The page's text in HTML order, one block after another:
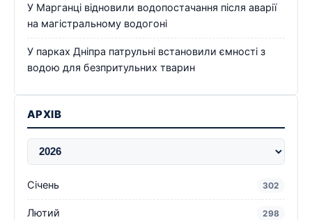
У Марганці відновили водопостачання після аварії
на магістральному водогоні
У парках Дніпра патрульні встановили ємності з
водою для безпритульних тварин
АРХІВ
Січень 302
Лютий 298